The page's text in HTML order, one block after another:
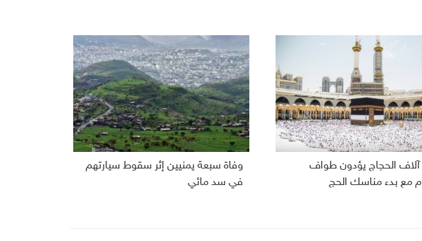
الحجاج يؤدون طواف
مع بدء مناسك الحج
وفاة سبعة يمنيين إثر سقوط سيارتهم
في سد مائي